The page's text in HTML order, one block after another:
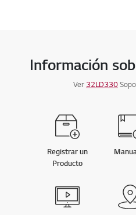
Información
Ver 32LD330
Registrar un
Producto